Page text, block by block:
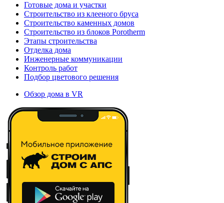
Готовые дома и участки
Строительство из клееного бруса
Строительство каменных домов
Строительство из блоков Porotherm
Этапы строительства
Отделка дома
Инженерные коммуникации
Контроль работ
Подбор цветового решения
Обзор дома в VR